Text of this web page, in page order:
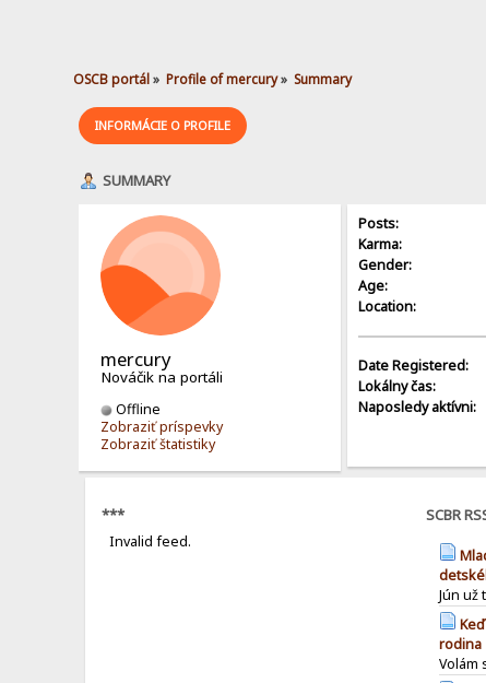
OSCB portál» Profile of mercury» Summary
INFORMÁCIE O PROFILE
SUMMARY
mercury
Nováčik na portáli
Offline
Zobraziť príspevky
Zobraziť štatistiky
Posts:
Karma:
Gender:
Age:
Location:
Date Registered:
Lokálny čas:
Naposledy aktívni:
***
Invalid feed.
SCBR
Jún už
rodina
Volám